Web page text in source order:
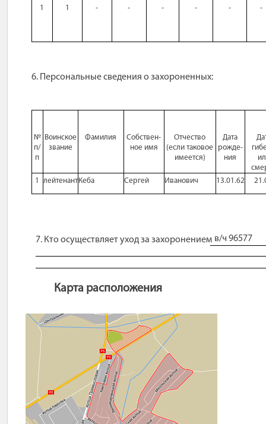
1 1 - - - - - -
6. Персональные сведения о захороненных:
№
п/
п
Воинское
звание
Фамилия
Собствен-
ное имя
Отчество
(если таковое
имеется)
Дата
рожде-
ния
1
лейтенант Кеба Сергей Иванович 13.01.62
7. Кто осуществляет уход за захоронением в/ч 96577
Карта расположения